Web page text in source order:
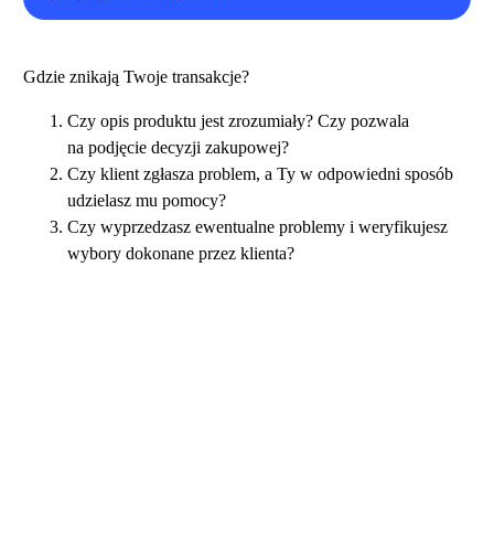
Gdzie znikają Twoje transakcje?
Czy opis produktu jest zrozumiały? Czy pozwala
na podjęcie decyzji zakupowej?
Czy klient zgłasza problem, a Ty w odpowiedni sposób
udzielasz mu pomocy?
Czy wyprzedzasz ewentualne problemy i weryfikujesz
wybory dokonane przez klienta?